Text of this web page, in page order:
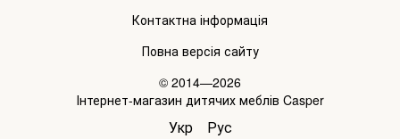
Контактна інформація
Повна версія сайту
© 2014—2026
Інтернет-магазин дитячих меблів Casper
Укр Рус